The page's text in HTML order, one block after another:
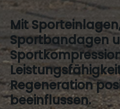
Mit
Sportbandagen
Regeneration
beeinflussen.